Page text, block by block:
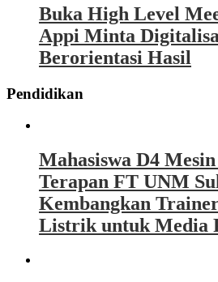
Buka High Level
Appi Minta
Berorientasi Hasil
Pendidikan
Mahasiswa D4
Terapan FT UNM
Kembangkan
Listrik untuk Media